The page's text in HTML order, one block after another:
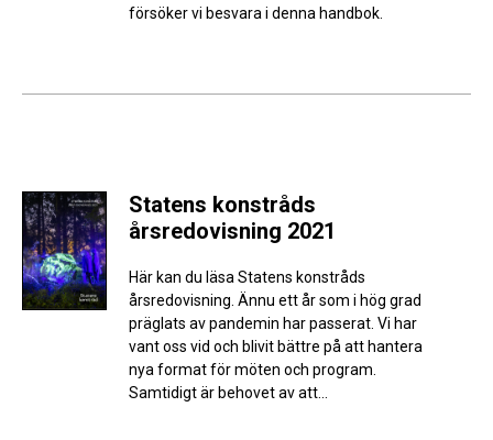
försöker vi besvara i denna handbok.
Statens konstråds
årsredovisning 2021
Här kan du läsa Statens konstråds
årsredovisning. Ännu ett år som i hög grad
präglats av pandemin har passerat. Vi har
vant oss vid och blivit bättre på att hantera
nya format för möten och program.
Samtidigt är behovet av att...